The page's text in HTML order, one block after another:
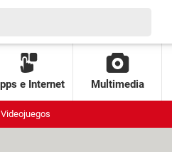
e Internet Multimedia
Videojuegos